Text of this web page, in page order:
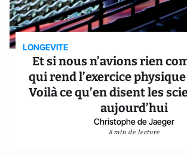
LONGEVITE
Et si nous n’avions rien
qui rend l’exercice
Voilà ce qu’en disent les
aujourd’hui
Christophe de Jaeger
8 min de lecture